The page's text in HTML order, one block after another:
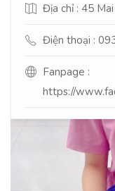
Địa chỉ : 45
Điện thoại :
Fanpage :
https://